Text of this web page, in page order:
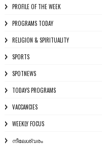
PROFILE OF THE WEEK
PROGRAMS TODAY
RELIGION & SPIRITUALITY
SPORTS
SPOTNEWS
TODAYS PROGRAMS
VACCANCIES
WEEKLY FOCUS
നീലേശ്വരം